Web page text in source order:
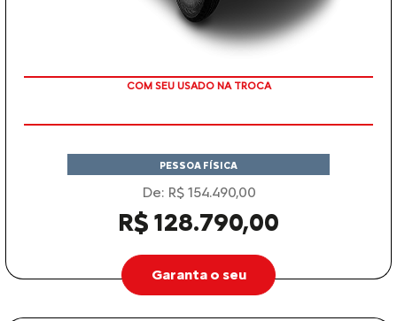
TAXA ZERO
PESSOA FÍSICA
De: R$ 154.490,00
R$ 128.790,00
Garanta o seu